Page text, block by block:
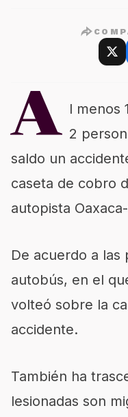
A l menos
2
saldo un
caseta de cobro
autopista
De acuerdo a las
autobús, en el
volteó sobre la
accidente.
También ha
lesionadas son